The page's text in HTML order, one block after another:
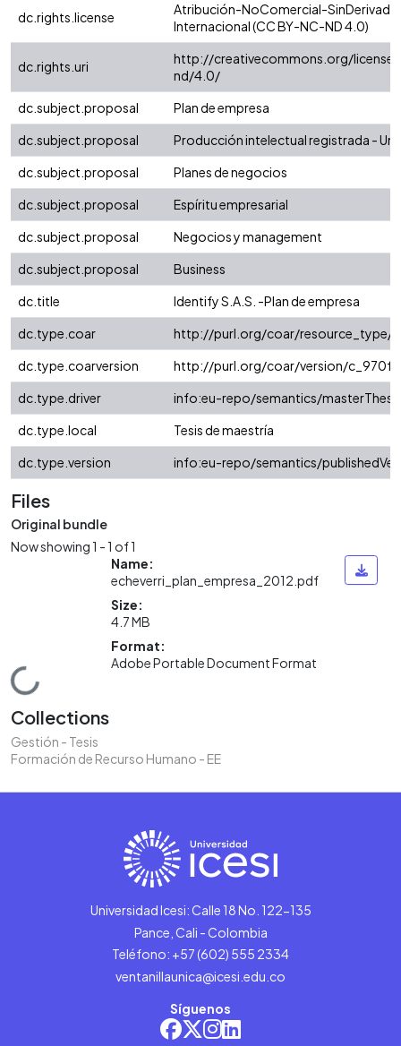
dc.rights.license
Atribución-NoComercial-
Internacional (CC BY-NC-ND 4.0)
dc.rights.uri
http://creativecommons.org/
nd/4.0/
dc.subject.proposal
Plan de empresa
dc.subject.proposal
Producción intelectual registrada -
dc.subject.proposal
Planes de negocios
dc.subject.proposal
Espíritu empresarial
dc.subject.proposal
Negocios y management
dc.subject.proposal
Business
dc.title
Identify S.A.S. -Plan de empresa
dc.type.coar
http://purl.org/coar/resource_type/
dc.type.coarversion
http://purl.org/coar/version/
dc.type.driver
info:eu-repo/semantics/masterThesis
dc.type.local
Tesis de maestría
dc.type.version
info:eu-repo/semantics/
Files
Original bundle
Now showing1 - 1 of 1
Loading...
Name:
echeverri_plan_empresa_2012.pdf
Size:
4.7 MB
Format:
Adobe Portable Document Format
Collections
Gestión - Tesis
Formación de Recurso Humano - EE
Universidad Icesi: Calle 18 No. 122-135
Pance, Cali - Colombia
Teléfono: +57 (602) 555 2334
ventanillaunica@icesi.edu.co
Síguenos